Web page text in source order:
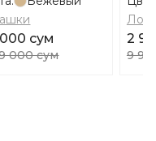
000 сум
000 сум
2
9